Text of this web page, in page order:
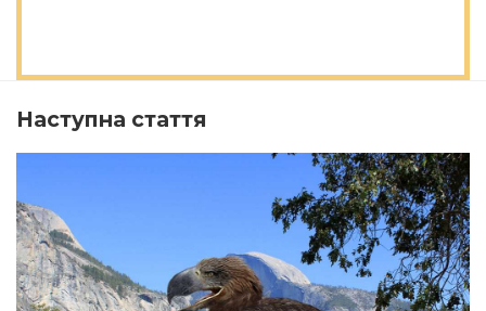
Наступна стаття